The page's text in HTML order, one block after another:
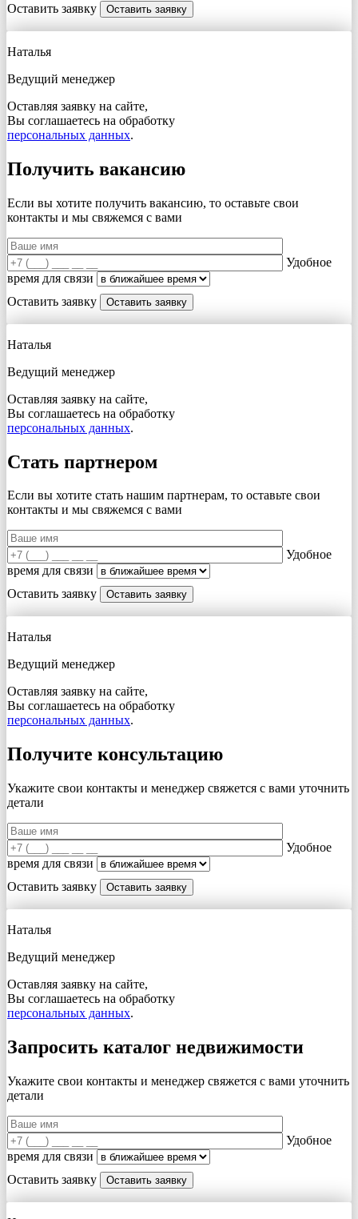
Оставить заявку
Наталья
Ведущий менеджер
Оставляя заявку на сайте,
Вы соглашаетесь на обработку
персональных данных.
Получить вакансию
Если вы хотите получить вакансию, то оставьте свои
контакты и мы свяжемся с вами
Удобное
время для связи
Оставить заявку
Наталья
Ведущий менеджер
Оставляя заявку на сайте,
Вы соглашаетесь на обработку
персональных данных.
Стать партнером
Если вы хотите стать нашим партнерам, то оставьте свои
контакты и мы свяжемся с вами
Удобное
время для связи
Оставить заявку
Наталья
Ведущий менеджер
Оставляя заявку на сайте,
Вы соглашаетесь на обработку
персональных данных.
Получите консультацию
Укажите свои контакты и менеджер свяжется с вами уточнить
детали
Удобное
время для связи
Оставить заявку
Наталья
Ведущий менеджер
Оставляя заявку на сайте,
Вы соглашаетесь на обработку
персональных данных.
Запросить каталог недвижимости
Укажите свои контакты и менеджер свяжется с вами уточнить
детали
Удобное
время для связи
Оставить заявку